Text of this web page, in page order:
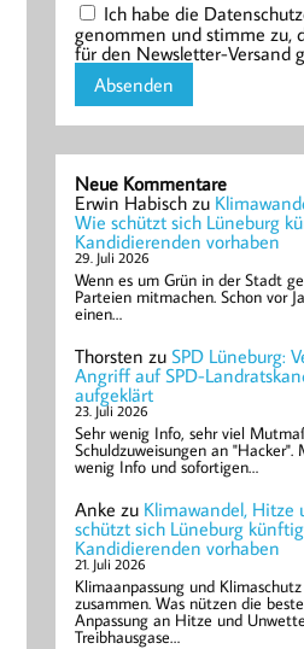
Ich habe die
genommen und stimme zu,
für den Newsletter-Versand
Neue Kommentare
Erwin Habisch zu
Wie schützt sich Lüneburg
Kandidierenden vorhaben
29. Juli 2026
Wenn es um Grün in der Stadt
Parteien mitmachen. Schon vor
einen…
Thorsten zuSPD Lüneburg:
Angriff auf SPD-
aufgeklärt
23. Juli 2026
Sehr wenig Info, sehr viel
Schuldzuweisungen an
wenig Info und sofortigen…
Anke zu Klimawandel, Hitze
schützt sich Lüneburg
Kandidierenden vorhaben
21. Juli 2026
Klimaanpassung und
zusammen. Was nützen die
Anpassung an Hitze und
Treibhausgase…